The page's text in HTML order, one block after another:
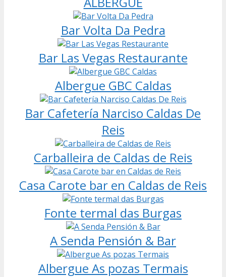
Bar Volta Da Pedra
Bar Las Vegas Restaurante
Albergue GBC Caldas
Bar Cafetería Narciso Caldas De
Reis
Carballeira de Caldas de Reis
Casa Carote bar en Caldas de Reis
Fonte termal das Burgas
A Senda Pensión & Bar
Albergue As pozas Termais